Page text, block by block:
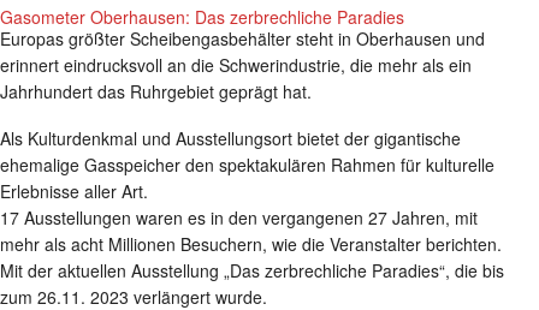
Gasometer Oberhausen: Das zerbrechliche Paradies
Europas größter Scheibengasbehälter steht in Oberhausen und
erinnert eindrucksvoll an die Schwerindustrie, die mehr als ein
Jahrhundert das Ruhrgebiet geprägt hat.
Als Kulturdenkmal und Ausstellungsort bietet der gigantische
ehemalige Gasspeicher den spektakulären Rahmen für kulturelle
Erlebnisse aller Art.
17 Ausstellungen waren es in den vergangenen 27 Jahren, mit
mehr als acht Millionen Besuchern, wie die Veranstalter berichten.
Mit der aktuellen Ausstellung „Das zerbrechliche Paradies“, die bis
zum 26.11. 2023 verlängert wurde.